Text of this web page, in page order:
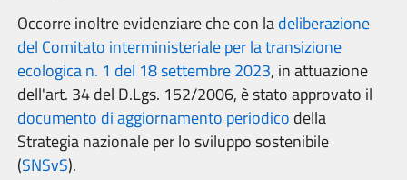
Occorre inoltre evidenziare che con ladeliberazione
del Comitato interministeriale per la transizione
ecologica n. 1 del 18 settembre 2023, in attuazione
dell'art. 34 del D.Lgs. 152/2006, è stato approvato il
documento di aggiornamento periodico della
Strategia nazionale per lo sviluppo sostenibile
(SNSvS).